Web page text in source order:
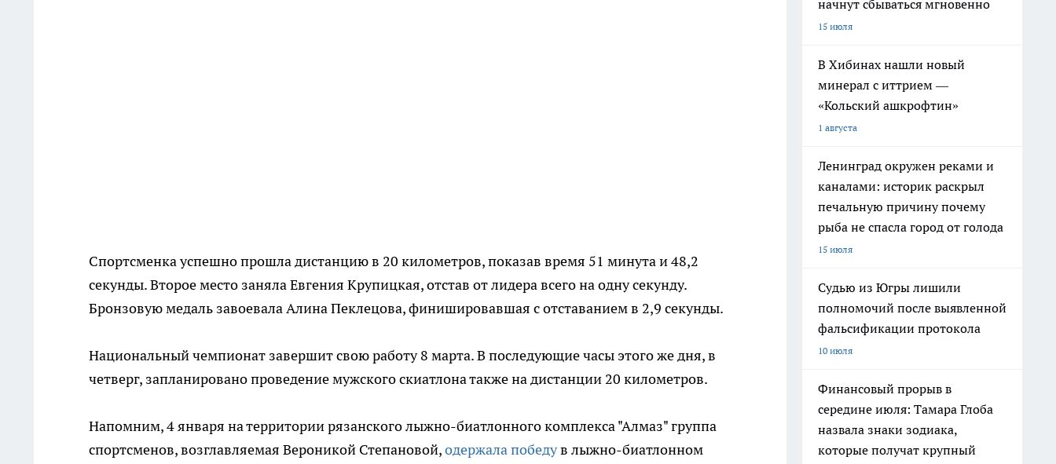
Спортсменка успешно прошла дистанцию в 20 километров, показав время 51 минута и 48,2
секунды. Второе место заняла Евгения Крупицкая, отстав от лидера всего на одну секунду.
Бронзовую медаль завоевала Алина Пеклецова, финишировавшая с отставанием в 2,9 секунды.
Национальный чемпионат завершит свою работу 8 марта. В последующие часы этого же дня, в
четверг, запланировано проведение мужского скиатлона также на дистанции 20 километров.
Напомним, 4 января на территории рязанского лыжно-биатлонного комплекса "Алмаз" группа
спортсменов, возглавляемая Вероникой Степановой,одержала победув лыжно-биатлонном
начнут сбываться мгновенно
15 июля
В Хибинах нашли новый
минерал с иттрием —
«Кольский ашкрофтин»
1 августа
Ленинград окружен реками и
каналами: историк раскрыл
печальную причину почему
рыба не спасла город от голода
15 июля
Судью из Югры лишили
полномочий после выявленной
фальсификации протокола
10 июля
Финансовый прорыв в
середине июля: Тамара Глоба
назвала знаки зодиака,
которые получат крупный